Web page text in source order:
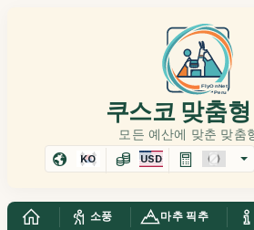
쿠스코 맞춤
모든 예산에 맞춘 맞춤
KO USD
소풍 마추 픽추